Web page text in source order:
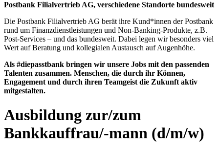
Postbank Filialvertrieb AG, verschiedene Standorte bundesweit
Die Postbank Filialvertrieb AG berät ihre Kund*innen der Postbank
rund um Finanzdienstleistungen und Non-Banking-Produkte, z.B.
Post-Services – und das bundesweit. Dabei legen wir besonders viel
Wert auf Beratung und kollegialen Austausch auf Augenhöhe.
Als #diepasstbank bringen wir unsere Jobs mit den passenden
Talenten zusammen. Menschen, die durch ihr Können,
Engagement und durch ihren Teamgeist die Zukunft aktiv
mitgestalten.
Ausbildung zur/zum
Bankkauffrau/-mann (d/m/w)